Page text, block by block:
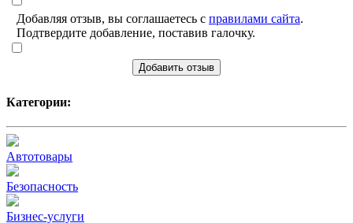
Добавляя отзыв, вы соглашаетесь с правилами сайта.
Подтвердите добавление, поставив галочку.
Добавить отзыв
Категории:
Автотовары
Безопасность
Бизнес-услуги